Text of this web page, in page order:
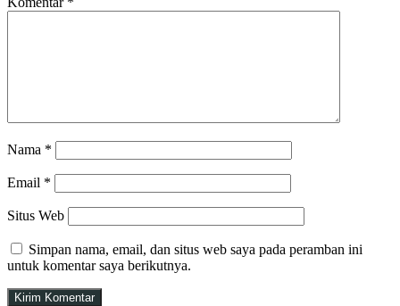
Nama *
Email *
Situs Web
Simpan nama, email, dan situs web saya pada peramban ini
untuk komentar saya berikutnya.